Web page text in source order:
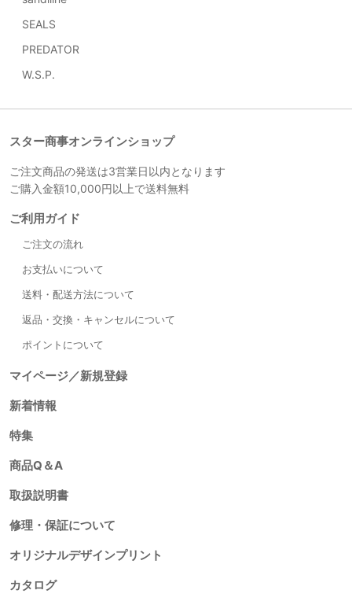
スター商事オンラインショップ
ご注文商品の発送は3営業日以内となります
ご購入金額10,000円以上で送料無料
ご利用ガイド
ご注文の流れ
お支払いについて
送料・配送方法について
返品・交換・キャンセルについて
ポイントについて
マイページ／新規登録
新着情報
特集
商品Q＆A
取扱説明書
修理・保証について
オリジナルデザインプリント
カタログ
SEALS
PREDATOR
W.S.P.